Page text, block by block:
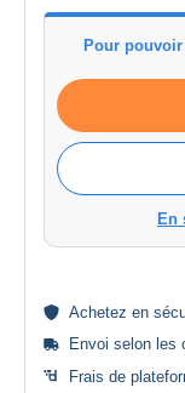
Pour
En
Achetez en
Envoi selon les
Frais de